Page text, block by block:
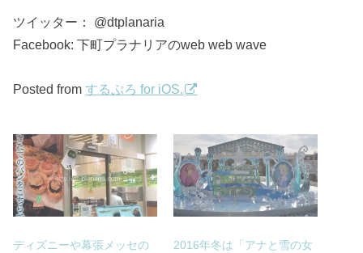
ツイッター： @dtplanaria
Facebook: 下町プラナリアのweb web wave
Posted fromするぷろ for iOS.
ディズニーや幕張メッセの
2016年冬は「アナと雪の女